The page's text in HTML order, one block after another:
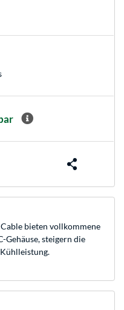
bieten vollkommene
steigern die